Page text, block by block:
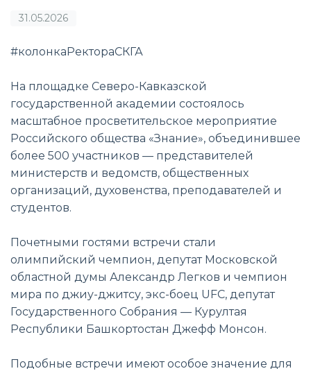
31.05.2026
#колонкаРектораСКГА
На площадке Северо-Кавказской
государственной академии состоялось
масштабное просветительское мероприятие
Российского общества «Знание», объединившее
более 500 участников — представителей
министерств и ведомств, общественных
организаций, духовенства, преподавателей и
студентов.
Почетными гостями встречи стали
олимпийский чемпион, депутат Московской
областной думы Александр Легков и чемпион
мира по джиу-джитсу, экс-боец UFC, депутат
Государственного Собрания — Курултая
Республики Башкортостан Джефф Монсон.
Подобные встречи имеют особое значение для